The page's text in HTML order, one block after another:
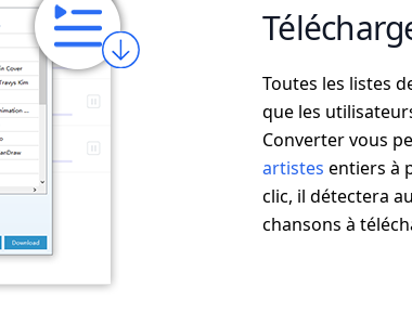
Toutes les listes
que les
Converter vous
artistes entiers à
clic, il détectera
chansons à